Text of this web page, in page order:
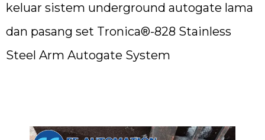
keluar sistem underground autogate lama
dan pasang set Tronica®-828 Stainless
Steel Arm Autogate System